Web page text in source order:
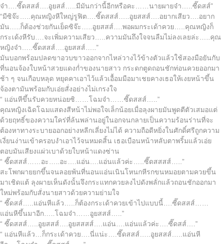
จ๋า….ซี๊ดสสส์….อูยสส์…..มีมันกว่านี้อีกหรือคะ……นายผายจ๋า…..ซี๊ดสส์”
“มีซิจ๊ะ…..คุณหญิงหีใหญ่รูฟิต….ซี๊ดสสส์…..อูยสสส์….อยากเสียว….อยาก
มัน…..ก็ต้องช่วยกันเย็ดซิจ๊ะ…..อูยสสส์….พอผมกระเด้าควย…..คุณหญิงก็
กระเด้งหีรับ….จะเพิ่มความเสียว…..ความมันถึงใจจนลืมไม่ลงเลยล่ะ…..คุณ
หญิงจ๋า…..ซี๊ดสสส์….อูยสสส์…..”
มันบอกพร้อมปลดขาอวบขาวออกจากไหล่วางไว้ข้างตัวแล้วใช้สองมือยันกับ
ที่นอนจ้องใบหน้าสวยแดงก่ำของนายสาว กระดกตูดถอนชักท่อนควยออกมา
ช้า ๆ จนเกือบหลุด หยุดคาเอาไว้แล้วเอื้อมมือมาเชยคางเธอให้เงยหน้าขึ้น
จ้องตามันพร้อมกับเอ่ยสั่งอย่างไม่เกรงใจ
“ แอ่นหีขึ้นรับควยหน่อยซิ……โฉมจ๋า……ซี๊ดสสส์…..”
คุณหญิงเฉิดโฉมแสดงสีหน้าไม่พอใจเล็กน้อยเมื่อลุงผายมันพูดตีตัวเสมอแต่
ด้วยฤทธิ์ของความใคร่ที่ล้นพล่านอยู่ในอกจนกลายเป็นความร้อนร่านที่จะ
ต้องหาทางระบายออกอย่างหลีกเลี่ยงไม่ได้ ความถือดีหยิ่งในศักดิ์ศรีถูกความ
เงี่ยนง่านเข้าครอบงำเอาไว้จนหมดสิ้น เธอเบือนหน้าหลับตาพริ้มแล้วเอ่ย
ตอบมันเสียงแผ่วเบาด้วยใบหน้าแดงซ่าน
“ ซี๊ดสสส์……อะ…..อะ….แอ่น….แอ่นแล้วค่ะ…..ซี๊ดสสสส์…..”
สะโพกผายยกขึ้นจนลอยพ้นที่นอนแอ่นเนินโหนกหีรกขนหมอยตามควยขึ้น
มาเชิดแต้ ลุงผายเห็นดังนั้นจึงกระแทกควยลงไปดังพลั่กแล้วถอนชักออกมา
ใหม่พร้อมกับสั่งนายสาวด้วยความย่ามใจ
“ ซี๊ดสส์…..แอ่นหีแล้ว…..ก็ต้องกระเด้าควยเข้าไปแบบนี้….ซี๊ดสสส์……
แอ่นหีขึ้นมาอีก…..โฉมจ๋า……อูยสสส์…..”
“ ซี๊ดสสส์…..อูยสสส์….อูยสสสส์….แอ่น….แอ่นแล้วค่ะ….ซี๊ดสส์….”
“ แอ่นหีแล้ว…ก็กระเด้าควย….นี่แน่ะ….ซี๊ดสสส์…..อูยสสส์…..แอ่นหี